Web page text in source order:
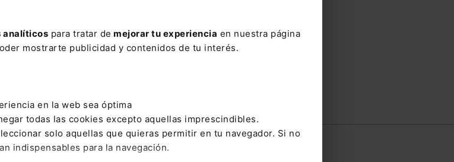
analíticos para tratar de mejorar tu experiencia en nuestra página
mostrarte publicidad y contenidos de tu interés.
en la web sea óptima
todas las cookies excepto aquellas imprescindibles.
solo aquellas que quieras permitir en tu navegador. Si no
indispensables para la navegación.
Otras webs de Lefebvre